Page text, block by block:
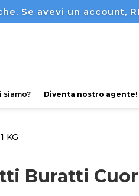
Se avevi un account,
siamo? Diventa nostro agente!
KG
Buratti